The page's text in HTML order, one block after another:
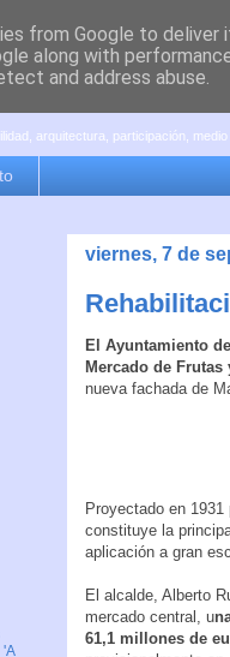
arquitectura, participación, medio
viernes, 7 de
El Ayuntamiento
Mercado de
nueva fachada de
Proyectado en
constituye la
aplicación a gran
El alcalde, Alberto
mercado central, u
61,1 millones de
from Google to deliver
along with
and address abuse.